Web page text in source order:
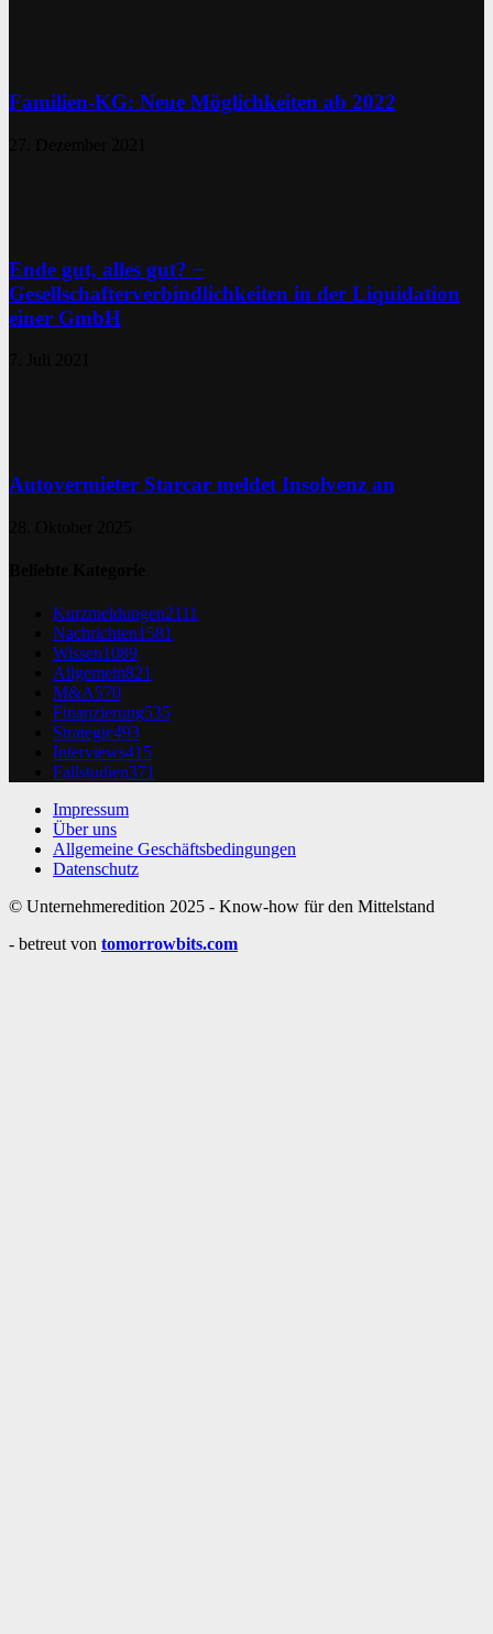
Familien-KG: Neue Möglichkeiten ab 2022
Ende gut, alles gut? −
Gesellschafterverbindlichkeiten in der Liquidation
einer GmbH
Autovermieter Starcar meldet Insolvenz an
Kurzmeldungen2111
Nachrichten1581
Wissen1089
Allgemein821
M&A570
Finanzierung535
Strategie493
Interviews415
Fallstudien371
Impressum
Über uns
Allgemeine Geschäftsbedingungen
Datenschutz
© Unternehmeredition 2025 - Know-how für den Mittelstand
- betreut von tomorrowbits.com